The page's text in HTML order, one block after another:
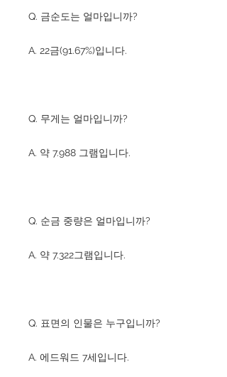
Q. 금순도는 얼마입니까?
A. 22금(91.67%)입니다.
Q. 무게는 얼마입니까?
A. 약 7.988 그램입니다.
Q. 순금 중량은 얼마입니까?
A. 약 7.322그램입니다.
Q. 표면의 인물은 누구입니까?
A. 에드워드 7세입니다.